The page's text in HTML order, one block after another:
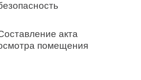
акта
помещения